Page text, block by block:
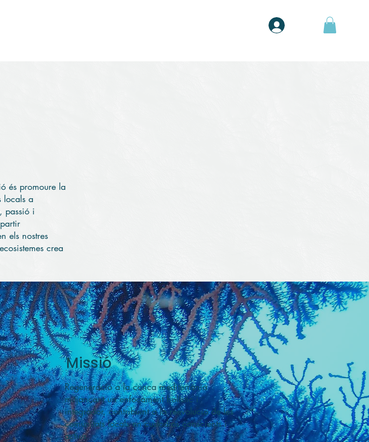
és promoure la
locals a
passió i
els nostres
crea
Missió
Regeneració a la conca mediterrània
mitjançant un enfocament holístic i
integrador, contribuint a la reevolució de les
comunitats locals en custodios conscients i
actius.